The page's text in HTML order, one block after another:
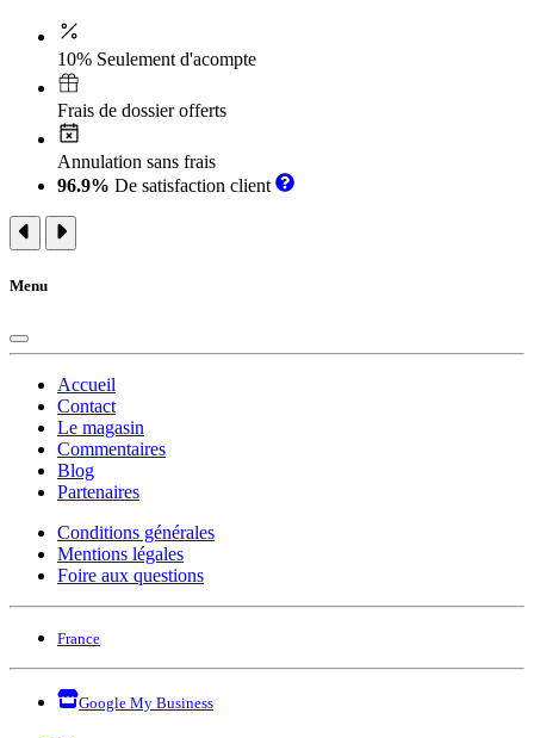
10% Seulement d'acompte
Frais de dossier offerts
Annulation sans frais
96.9% De satisfaction client
Menu
Accueil
Contact
Le magasin
Commentaires
Blog
Partenaires
Conditions générales
Mentions légales
Foire aux questions
France
Google My Business